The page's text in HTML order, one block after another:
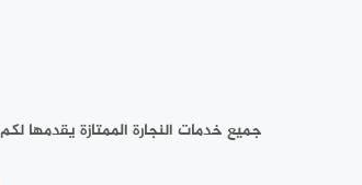
جميع خدمات النجارة الممتازة يقدمها